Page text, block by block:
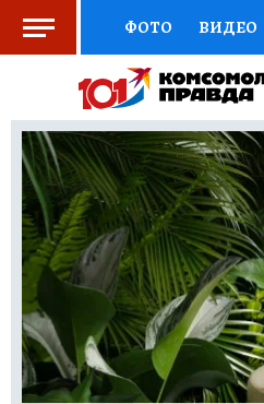
ФОТО ВИДЕО
ВЫБОР
КНИЖНАЯ ПОЛКА
ПРЕСС-ЦЕНТР
РАДИО КП